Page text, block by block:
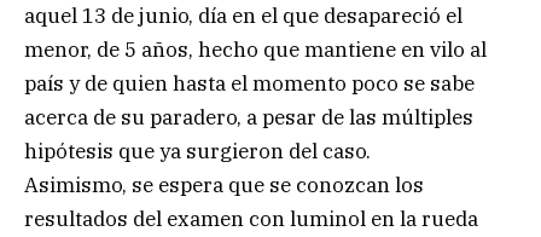
aquel 13 de junio, día en el que desapareció el
menor, de 5 años, hecho que mantiene en vilo al
país y de quien hasta el momento poco se sabe
acerca de su paradero, a pesar de las múltiples
hipótesis que ya surgieron del caso.
Asimismo, se espera que se conozcan los
resultados del examen con luminol en la rueda